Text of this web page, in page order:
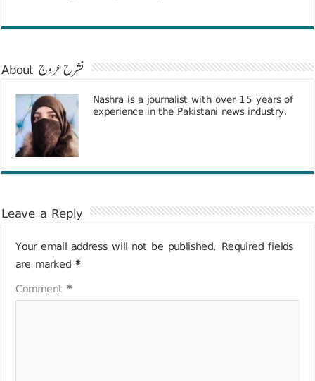
About نشرح عروج
Nashra is a journalist with over 15 years of
experience in the Pakistani news industry.
Leave a Reply
Your email address will not be published. Required fields
are marked*
Comment*